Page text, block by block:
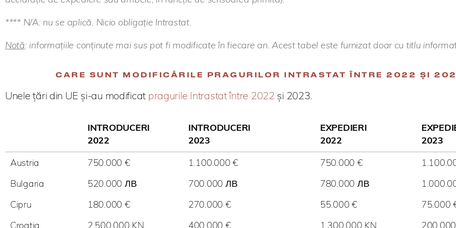
**** N/A: nu se aplică. Nicio obligație Intrastat.
Notă: informațiile conținute mai sus pot fi modificate în fiecare an. Acest tabel este furnizat doar cu titlu
CARE SUNT MODIFICĂRILE PRAGURILOR INTRASTAT ÎNTRE 2022 ȘI
Unele țări din UE și-au modificat pragurile Intrastat între 2022 și 2023.
INTRODUCERI
2022
INTRODUCERI
2023
EXPEDIERI
2022
2023
Austria
750.000 € 1.100.000 € 750.000 €
Bulgaria
520.000 ЛВ 700.000 ЛВ 780.000 ЛВ
Cipru
180.000 € 270.000 € 55.000 €
75.000
Croația
2.500.000 KN 400.000 € 1.300.000 KN